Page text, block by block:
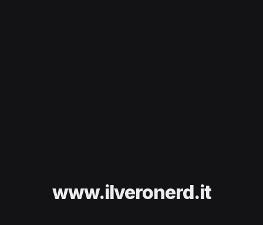
www.ilveronerd.it